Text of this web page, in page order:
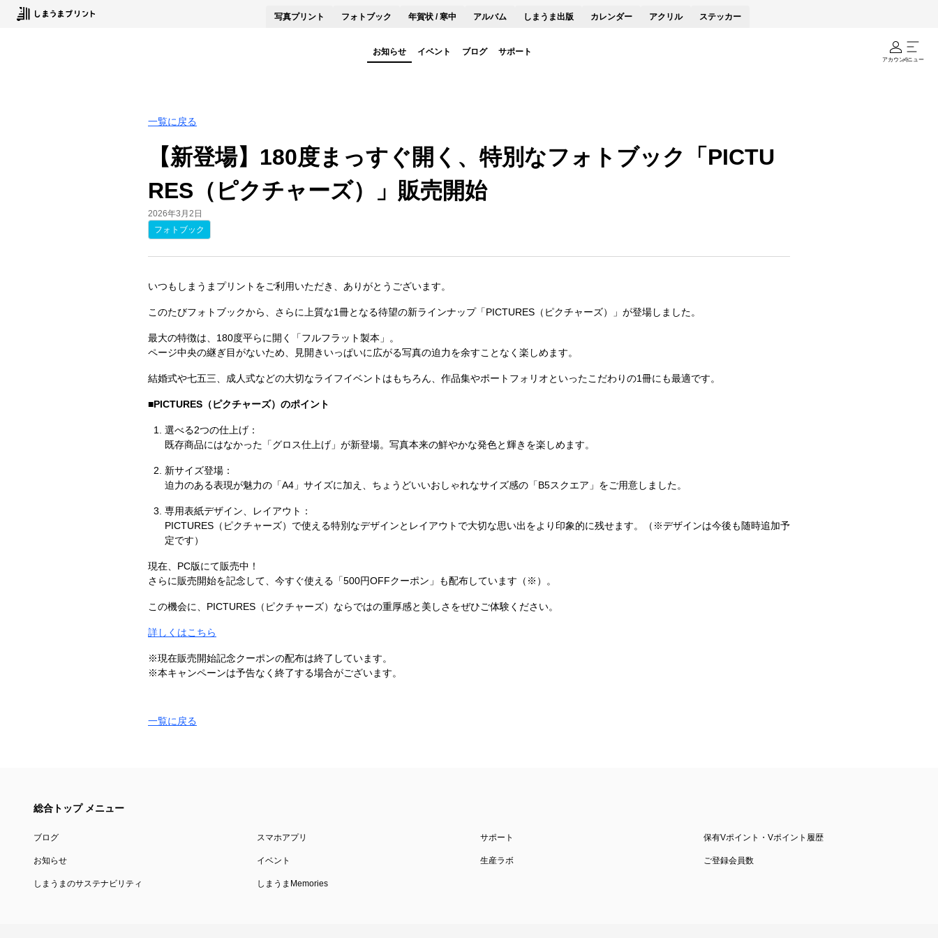
写真プリント フォトブック 年賀状 / 寒中 アルバム しまうま出版 カレンダー アクリル ステッカー
お知らせ イベント ブログ サポート
アカウントメニュー
一覧に戻る
【新登場】180度まっすぐ開く、特別なフォトブック「PICTU
RES（ピクチャーズ）」販売開始
2026年3月2日
フォトブック
いつもしまうまプリントをご利用いただき、ありがとうございます。
このたびフォトブックから、さらに上質な1冊となる待望の新ラインナップ「PICTURES（ピクチャーズ）」が登場しました。
最大の特徴は、180度平らに開く「フルフラット製本」。
ページ中央の継ぎ目がないため、見開きいっぱいに広がる写真の迫力を余すことなく楽しめます。
結婚式や七五三、成人式などの大切なライフイベントはもちろん、作品集やポートフォリオといったこだわりの1冊にも最適です。
■PICTURES（ピクチャーズ）のポイント
選べる2つの仕上げ：
既存商品にはなかった「グロス仕上げ」が新登場。写真本来の鮮やかな発色と輝きを楽しめます。
新サイズ登場：
迫力のある表現が魅力の「A4」サイズに加え、ちょうどいいおしゃれなサイズ感の「B5スクエア」をご用意しました。
専用表紙デザイン、レイアウト：
PICTURES（ピクチャーズ）で使える特別なデザインとレイアウトで大切な思い出をより印象的に残せます。（※デザインは今後も随時追加予
定です）
現在、PC版にて販売中！
さらに販売開始を記念して、今すぐ使える「500円OFFクーポン」も配布しています（※）。
この機会に、PICTURES（ピクチャーズ）ならではの重厚感と美しさをぜひご体験ください。
詳しくはこちら
※現在販売開始記念クーポンの配布は終了しています。
※本​キャンペーンは​予告なく​終了する​場合が​ございます。
一覧に戻る
総合トップ メニュー
ブログ スマホアプリ サポート 保有Vポイント・Vポイント履歴
お知らせ イベント 生産ラボ ご登録会員数
しまうまのサステナビリティ しまうまMemories